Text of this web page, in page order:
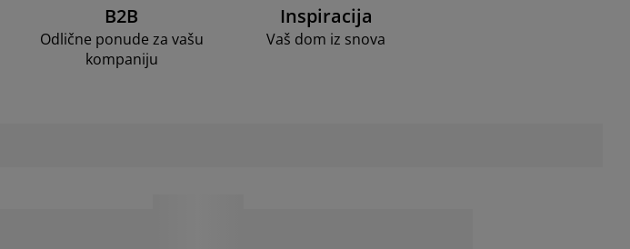
B2B
Odlične ponude za vašu
kompaniju
Inspiracija
Vaš dom iz snova